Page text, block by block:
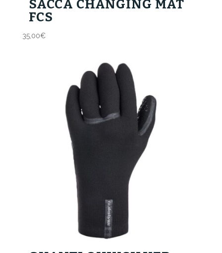
SACCA CHANGING MAT
FCS
35,00€